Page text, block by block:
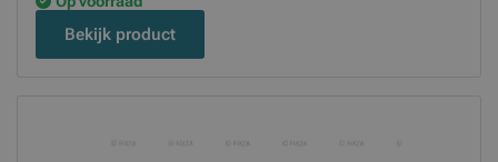
Bekijk product